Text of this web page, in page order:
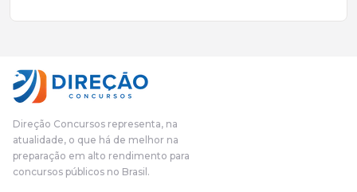
mais excelentes cargos da administração pública.Eu sempre
fundamental na minha derrota no ano passado para que eu
pudesse enxergar o que eu errei e corrigir minha rota.E além
das aulas vocês(Direção Concursos), que fizeram um
o aluno, além de ter que estudar, ele tem que perder tempo
fazendo um cronograma, num pós- edital é muito
complicado, é uma avalanche de informação, então vocês
terem feito isso é muito bacana, porque quando eu me sentia
Direção Concursos representa, na
atualidade, o que há de melhor na
preparação em alto rendimento para
concursos públicos no Brasil.